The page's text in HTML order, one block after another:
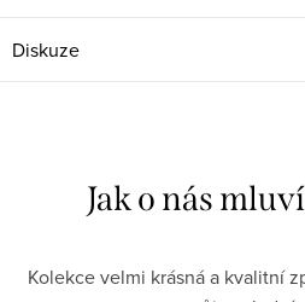
Diskuze
Kolekce velmi krásná a kvalitní